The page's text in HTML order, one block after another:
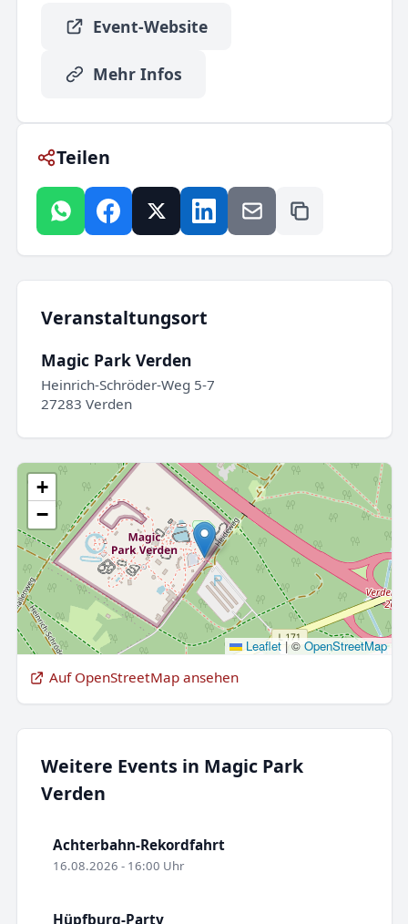
Event-Website
Mehr Infos
Teilen
Veranstaltungsort
Magic Park Verden
Heinrich-Schröder-Weg 5-7
27283 Verden
+
−
Leaflet |© OpenStreetMap
Auf OpenStreetMap ansehen
Weitere Events in Magic Park
Verden
Achterbahn-Rekordfahrt
16.08.2026 - 16:00 Uhr
Hüpfburg-Party